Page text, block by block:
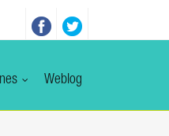
Weblog